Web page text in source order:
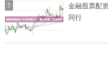
5
金融股票配
同行